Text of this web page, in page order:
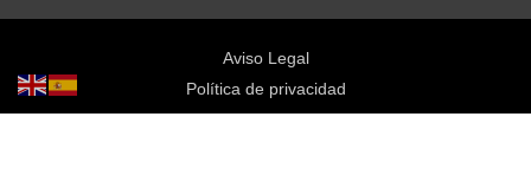
Aviso Legal
Política de privacidad
Política de cookies